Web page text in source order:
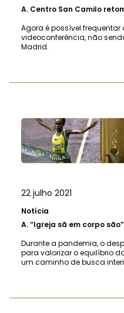
A. Centro San Camilo
Agora é possível
videoconferência, não
Madrid.
22 julho 2021
Notícia
A.“Igreja sã em corpo são”
Durante a pandemia, o
para valorizar o equilíbrio
um caminho de busca